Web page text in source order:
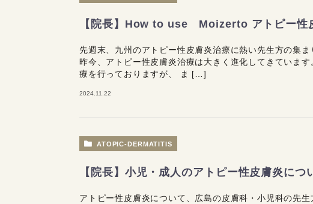
【院長】How to use Moizerto アトピー性
先週末、九州のアトピー性皮膚炎治療に熱い先生方の集
昨今、アトピー性皮膚炎治療は大きく進化してきていま
療を行っておりますが、 ま […]
2024.11.22
ATOPIC-DERMATITIS
【院長】小児・成人のアトピー性皮膚炎に
アトピー性皮膚炎について、広島の皮膚科・小児科の先